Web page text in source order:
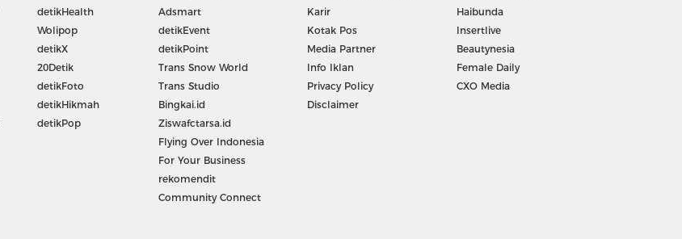
detikHealth
Wolipop
detikX
20Detik
detikFoto
detikHikmah
detikPop
Adsmart
detikEvent
detikPoint
Trans Snow World
Trans Studio
Bingkai.id
Ziswafctarsa.id
Flying Over Indonesia
For Your Business
rekomendit
Community Connect
Karir
Kotak Pos
Media Partner
Info Iklan
Privacy Policy
Disclaimer
Haibunda
Insertlive
Beautynesia
Female Daily
CXO Media